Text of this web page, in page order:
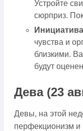
Устройте
сюрприз.
чувства и
близкими.
будут
Дева (23
Девы, на этой
перфекционизм и